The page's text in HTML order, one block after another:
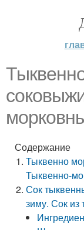
Содержание
Тыквенно
Тыквенно-
Сок
зиму. Сок из